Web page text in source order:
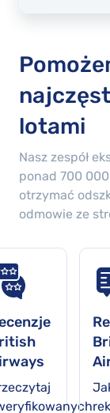
lotami
Nasz zespół
ponad 700 000
otrzymać
odmowie ze